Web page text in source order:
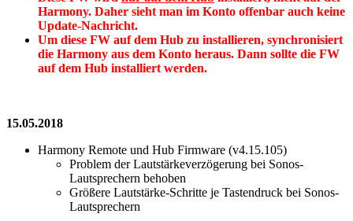
Harmony. Daher sieht man im Konto offenbar auch keine
Update-Nachricht.
Um diese FW auf dem Hub zu installieren, synchronisiert
die Harmony aus dem Konto heraus. Dann sollte die FW
auf dem Hub installiert werden.
15.05.2018
Harmony Remote und Hub Firmware (v4.15.105)
Problem der Lautstärkeverzögerung bei Sonos-
Lautsprechern behoben
Größere Lautstärke-Schritte je Tastendruck bei Sonos-
Lautsprechern